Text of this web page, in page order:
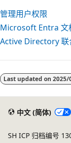
管理用户权限
Microsoft Entra 文
Active Directory 联
Last updated on 2025/
中文 (简体)
SH ICP 归档编号